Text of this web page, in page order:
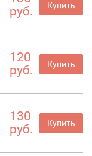
руб.
Купить
120
руб.
Купить
130
руб.
Купить